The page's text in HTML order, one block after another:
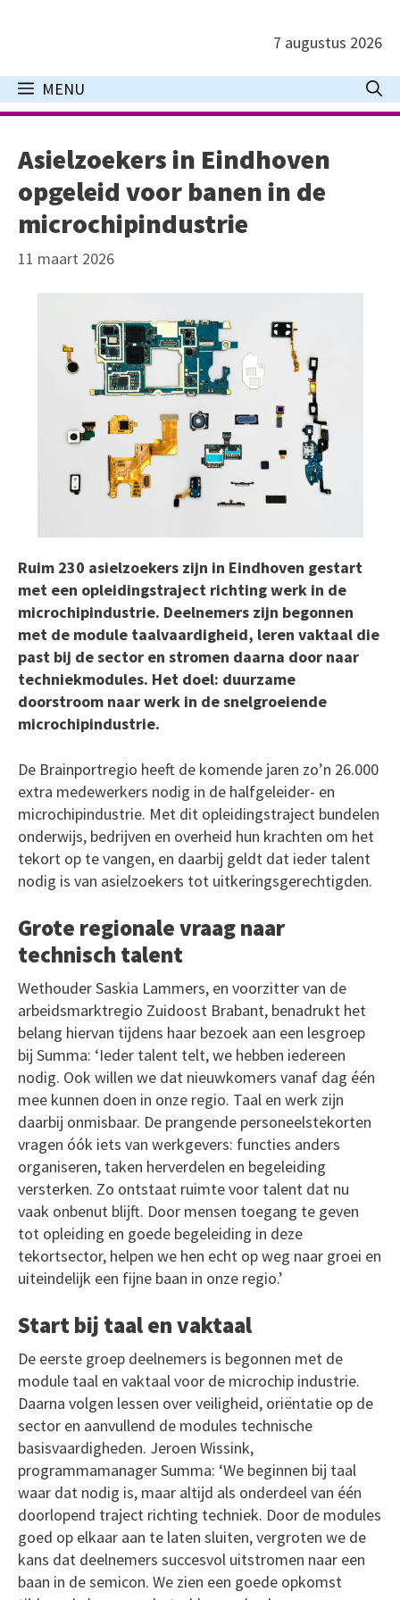
inhoud
7 augustus 2026
MENU
Asielzoekers in Eindhoven
opgeleid voor banen in de
microchipindustrie
11 maart 2026
Ruim 230 asielzoekers zijn in Eindhoven gestart
met een opleidingstraject richting werk in de
microchipindustrie. Deelnemers zijn begonnen
met de module taalvaardigheid, leren vaktaal die
past bij de sector en stromen daarna door naar
techniekmodules. Het doel: duurzame
doorstroom naar werk in de snelgroeiende
microchipindustrie.
De Brainportregio heeft de komende jaren zo’n 26.000
extra medewerkers nodig in de halfgeleider- en
microchipindustrie. Met dit opleidingstraject bundelen
onderwijs, bedrijven en overheid hun krachten om het
tekort op te vangen, en daarbij geldt dat ieder talent
nodig is van asielzoekers tot uitkeringsgerechtigden.
Grote regionale vraag naar
technisch talent
Wethouder Saskia Lammers, en voorzitter van de
arbeidsmarktregio Zuidoost Brabant, benadrukt het
belang hiervan tijdens haar bezoek aan een lesgroep
bij Summa: ‘Ieder talent telt, we hebben iedereen
nodig. Ook willen we dat nieuwkomers vanaf dag één
mee kunnen doen in onze regio. Taal en werk zijn
daarbij onmisbaar. De prangende personeelstekorten
vragen óók iets van werkgevers: functies anders
organiseren, taken herverdelen en begeleiding
versterken. Zo ontstaat ruimte voor talent dat nu
vaak onbenut blijft. Door mensen toegang te geven
tot opleiding en goede begeleiding in deze
tekortsector, helpen we hen echt op weg naar groei en
uiteindelijk een fijne baan in onze regio.’
Start bij taal en vaktaal
De eerste groep deelnemers is begonnen met de
module taal en vaktaal voor de microchip industrie.
Daarna volgen lessen over veiligheid, oriëntatie op de
sector en aanvullend de modules technische
basisvaardigheden. Jeroen Wissink,
programmamanager Summa: ‘We beginnen bij taal
waar dat nodig is, maar altijd als onderdeel van één
doorlopend traject richting techniek. Door de modules
goed op elkaar aan te laten sluiten, vergroten we de
kans dat deelnemers succesvol uitstromen naar een
baan in de semicon. We zien een goede opkomst